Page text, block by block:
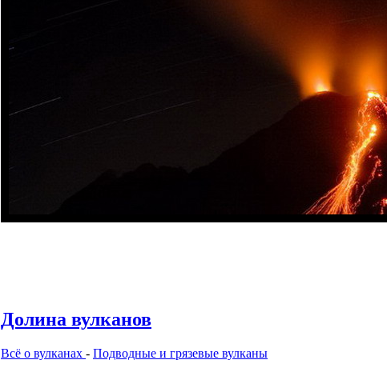
Долина вулканов
Всё о вулканах - Подводные и грязевые вулканы